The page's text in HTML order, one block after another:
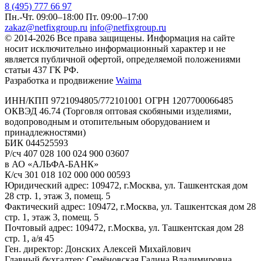
8 (495) 777 66 97
Пн.-Чт. 09:00–18:00 Пт. 09:00–17:00
zakaz@netfixgroup.ru info@netfixgroup.ru
© 2014-2026 Все права защищены. Информация на сайте
носит исключительно информационный характер и не
является публичной офертой, определяемой положениями
статьи 437 ГК РФ.
Разработка и продвижение Waima
ИНН/КПП 9721094805/772101001 ОГРН 1207700066485
ОКВЭД 46.74 (Торговля оптовая скобяными изделиями,
водопроводным и отопительным оборудованием и
принадлежностями)
БИК 044525593
Р/сч 407 028 100 024 900 03607
в АО «АЛЬФА-БАНК»
К/сч 301 018 102 000 000 00593
Юридический адрес: 109472, г.Москва, ул. Ташкентская дом
28 стр. 1, этаж 3, помещ. 5
Фактический адрес: 109472, г.Москва, ул. Ташкентская дом 28
стр. 1, этаж 3, помещ. 5
Почтовый адрес: 109472, г.Москва, ул. Ташкентская дом 28
стр. 1, а/я 45
Ген. директор: Донских Алексей Михайлович